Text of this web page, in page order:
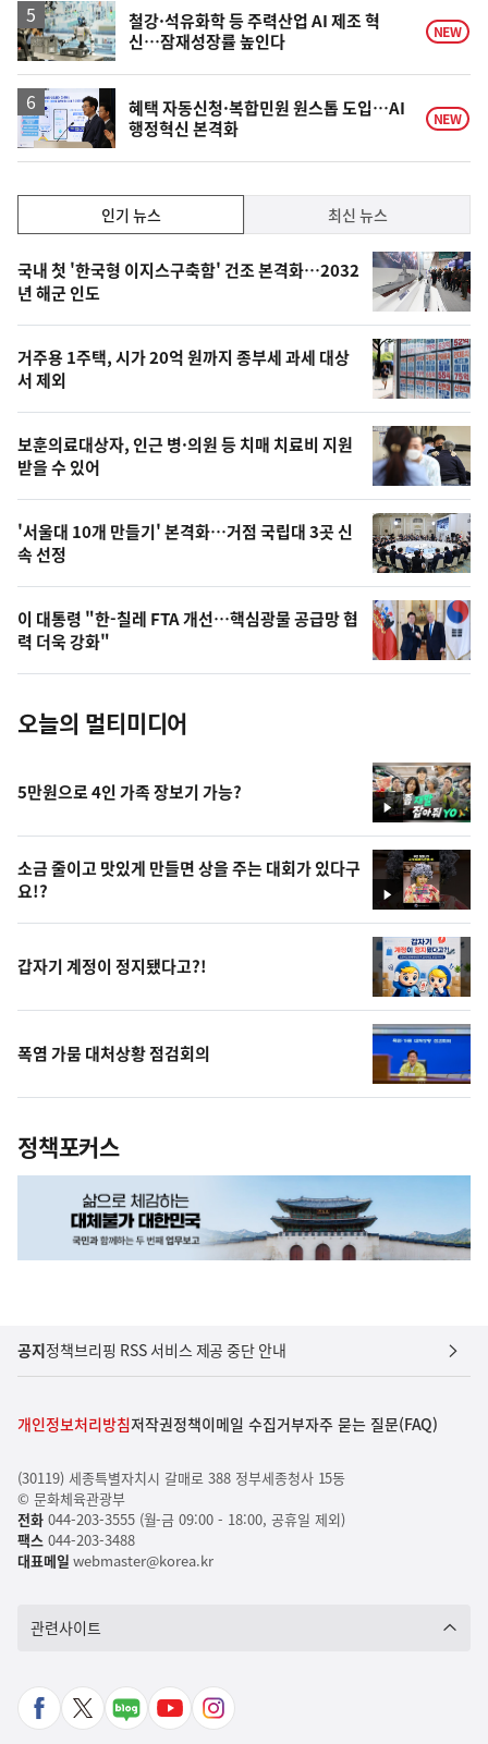
락
철강·석유화학 등 주력산업 AI 제조 혁
신…잠재성장률 높인다
NEW
혜택 자동신청·복합민원 원스톱 도입…AI
행정혁신 본격화
NEW
기,
최
신,
오
늘
의
영
상
오
늘
의
사
진
인기 뉴스 최신 뉴스
기
뉴
스
국내 첫 '한국형 이지스구축함' 건조 본격화…2032
년 해군 인도
거주용 1주택, 시가 20억 원까지 종부세 과세 대상
서 제외
보훈의료대상자, 인근 병·의원 등 치매 치료비 지원
받을 수 있어
'서울대 10개 만들기' 본격화…거점 국립대 3곳 신
속 선정
이 대통령 "한-칠레 FTA 개선…핵심광물 공급망 협
력 더욱 강화"
오늘의 멀티미디어
영
상
5만원으로 4인 가족 장보기 가능?
영
상
소금 줄이고 맛있게 만들면 상을 주는 대회가 있다구
요!?
갑자기 계정이 정지됐다고?!
폭염 가뭄 대처상황 점검회의
정책포커스
공지정책브리핑 RSS 서비스 제공 중단 안내
개인정보처리방침저작권정책이메일 수집거부자주 묻는 질문(FAQ)
(30119) 세종특별자치시 갈매로 388 정부세종청사 15동
© 문화체육관광부
전화044-203-3555 (월-금 09:00 - 18:00, 공휴일 제외)
팩스 044-203-3488
대표메일 webmaster@korea.kr
관련사이트
페
X
네
유
인